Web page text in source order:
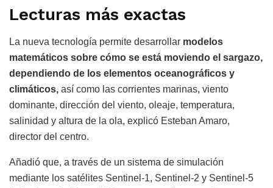
Lecturas más exactas
La nueva tecnología permite desarrollar modelos
matemáticos sobre cómo se está moviendo el sargazo,
dependiendo de los elementos oceanográficos y
climáticos, así como las corrientes marinas, viento
dominante, dirección del viento, oleaje, temperatura,
salinidad y altura de la ola, explicó Esteban Amaro,
director del centro.
Añadió que, a través de un sistema de simulación
mediante los satélites Sentinel-1, Sentinel-2 y Sentinel-5